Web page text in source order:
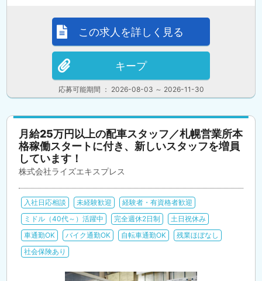
応募可能期間 ： 2026-08-03 ～ 2026-11-30
この求人を詳しく見る
キープ
月給25万円以上の配車スタッフ／札幌営業所本
格稼働スタートに付き、新しいスタッフを増員
しています！
株式会社ライズエキスプレス
入社日応相談 未経験歓迎
経験者・有資格者歓迎
ミドル（40代～）活躍中
完全週休2日制
土日祝休み
車通勤OK
バイク通勤OK 自転車通勤OK
残業ほぼなし
社会保険あり